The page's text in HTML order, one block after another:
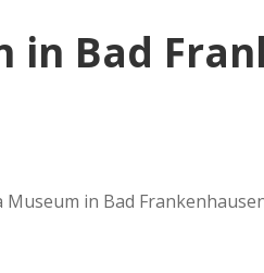
in Bad
in Bad